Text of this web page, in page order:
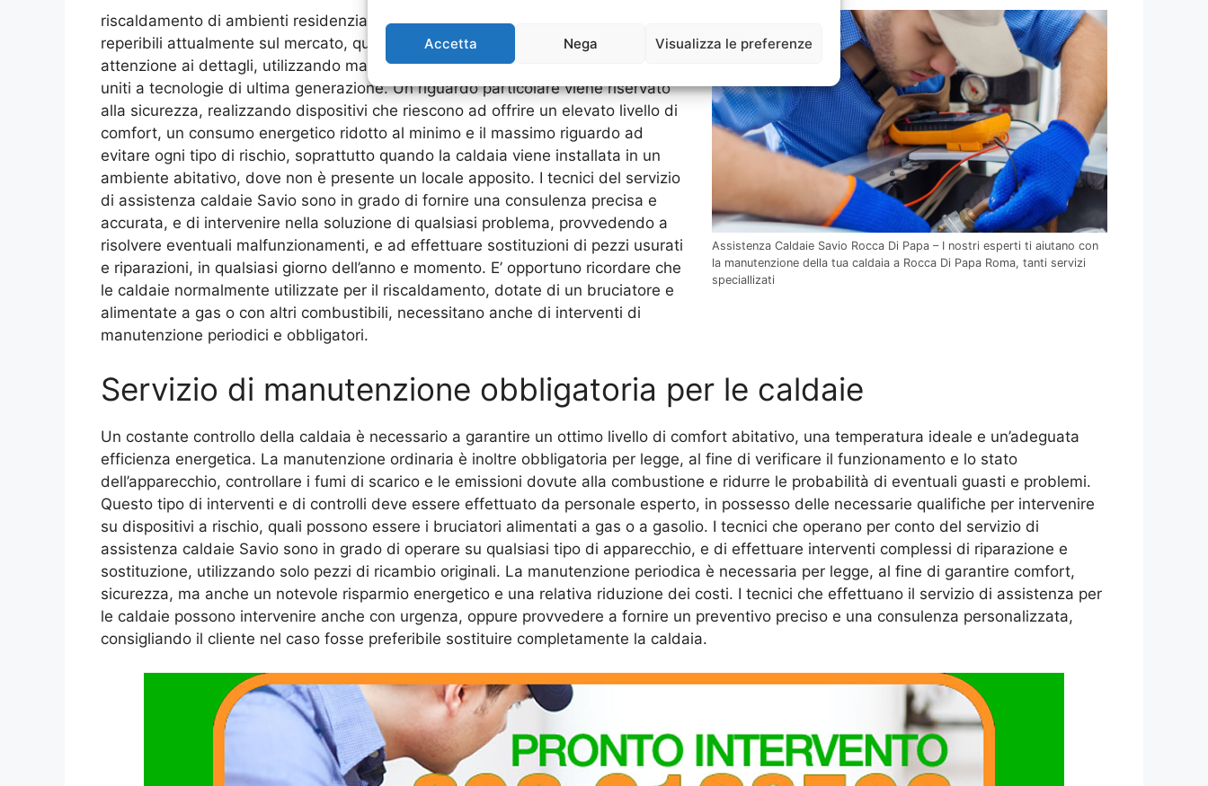
Accetta Nega Visualizza le preferenze
Assistenza Caldaie Savio Rocca Di Papa – I nostri esperti ti aiutano con
la manutenzione della tua caldaia a Rocca Di Papa Roma, tanti servizi
speciallizati
riscaldamento di ambienti residenziali o pubblici. Considerate tra le migliori
reperibili attualmente sul mercato, queste caldaie sono realizzate con un’estrema
attenzione ai dettagli, utilizzando materiali di alta qualità, come l’acciaio zincato,
uniti a tecnologie di ultima generazione. Un riguardo particolare viene riservato
alla sicurezza, realizzando dispositivi che riescono ad offrire un elevato livello di
comfort, un consumo energetico ridotto al minimo e il massimo riguardo ad
evitare ogni tipo di rischio, soprattutto quando la caldaia viene installata in un
ambiente abitativo, dove non è presente un locale apposito. I tecnici del servizio
di assistenza caldaie Savio sono in grado di fornire una consulenza precisa e
accurata, e di intervenire nella soluzione di qualsiasi problema, provvedendo a
risolvere eventuali malfunzionamenti, e ad effettuare sostituzioni di pezzi usurati
e riparazioni, in qualsiasi giorno dell’anno e momento. E’ opportuno ricordare che
le caldaie normalmente utilizzate per il riscaldamento, dotate di un bruciatore e
alimentate a gas o con altri combustibili, necessitano anche di interventi di
manutenzione periodici e obbligatori.
Servizio di manutenzione obbligatoria per le caldaie
Un costante controllo della caldaia è necessario a garantire un ottimo livello di comfort abitativo, una temperatura ideale e un’adeguata
efficienza energetica. La manutenzione ordinaria è inoltre obbligatoria per legge, al fine di verificare il funzionamento e lo stato
dell’apparecchio, controllare i fumi di scarico e le emissioni dovute alla combustione e ridurre le probabilità di eventuali guasti e problemi.
Questo tipo di interventi e di controlli deve essere effettuato da personale esperto, in possesso delle necessarie qualifiche per intervenire
su dispositivi a rischio, quali possono essere i bruciatori alimentati a gas o a gasolio. I tecnici che operano per conto del servizio di
assistenza caldaie Savio sono in grado di operare su qualsiasi tipo di apparecchio, e di effettuare interventi complessi di riparazione e
sostituzione, utilizzando solo pezzi di ricambio originali. La manutenzione periodica è necessaria per legge, al fine di garantire comfort,
sicurezza, ma anche un notevole risparmio energetico e una relativa riduzione dei costi. I tecnici che effettuano il servizio di assistenza per
le caldaie possono intervenire anche con urgenza, oppure provvedere a fornire un preventivo preciso e una consulenza personalizzata,
consigliando il cliente nel caso fosse preferibile sostituire completamente la caldaia.